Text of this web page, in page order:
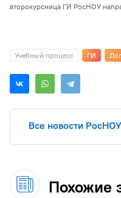
второкурсница ГИ РосНОУ
Учебный процесс ГИ
Все новости РосНОУ
Похожие